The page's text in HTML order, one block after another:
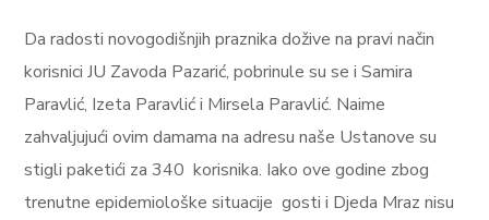
Da radosti novogodišnjih praznika dožive na pravi način
korisnici JU Zavoda Pazarić, pobrinule su se i Samira
Paravlić, Izeta Paravlić i Mirsela Paravlić. Naime
zahvaljujući ovim damama na adresu naše Ustanove su
stigli paketići za 340 korisnika. Iako ove godine zbog
trenutne epidemiološke situacije gosti i Djeda Mraz nisu